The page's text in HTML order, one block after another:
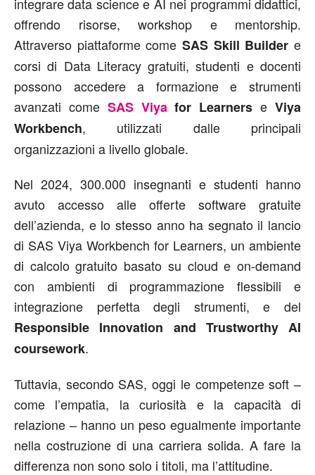
offrendo risorse, workshop e mentorship.
Attraverso piattaforme come SAS Skill Builder e
corsi di Data Literacy gratuiti, studenti e docenti
possono accedere a formazione e strumenti
avanzati come SAS Viyafor Learners eViya
Workbench, utilizzati dalle principali
organizzazioni a livello globale.
Nel 2024, 300.000 insegnanti e studenti hanno
avuto accesso alle offerte software gratuite
dell’azienda, e lo stesso anno ha segnato il lancio
di SAS Viya Workbench for Learners, un ambiente
di calcolo gratuito basato su cloud e on-demand
con ambienti di programmazione flessibili e
integrazione perfetta degli strumenti, e del
Responsible Innovation and Trustworthy AI
coursework.
Tuttavia, secondo SAS, oggi le competenze soft –
come l’empatia, la curiosità e la capacità di
relazione – hanno un peso egualmente importante
nella costruzione di una carriera solida. A fare la
differenza non sono solo i titoli, ma l’attitudine.